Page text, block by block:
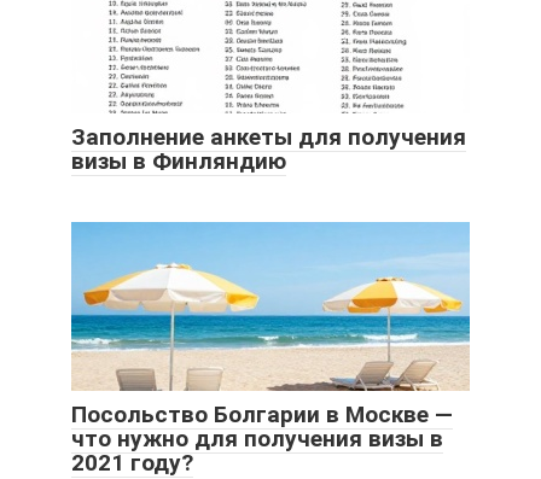
Заполнение анкеты для получения
визы в Финляндию
Посольство Болгарии в Москве —
что нужно для получения визы в
2021 году?